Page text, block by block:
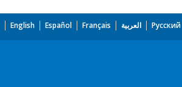
English Español Français العربية Русский